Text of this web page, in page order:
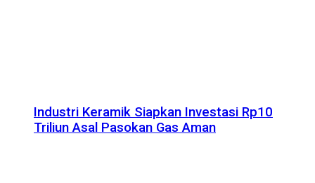
Industri Keramik Siapkan Investasi Rp10
Triliun Asal Pasokan Gas Aman